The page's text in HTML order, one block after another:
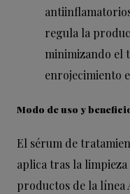
regula la
minimizando el
enrojecimiento
Modo de uso y
El sérum de
aplica tras la
productos de la línea